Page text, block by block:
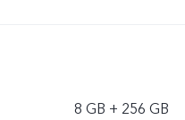
8 GB + 256 GB